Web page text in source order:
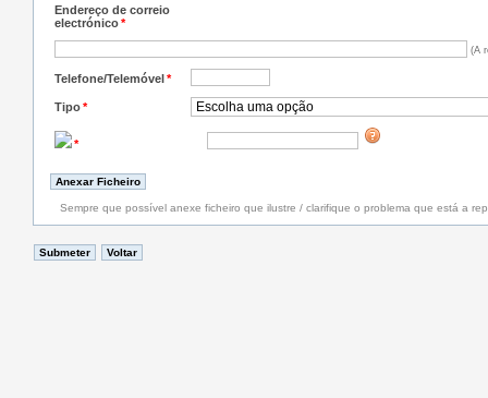
Endereço de correio
electrónico*
(A
Telefone/Telemóvel*
Tipo*
*
Sempre que possível anexe ficheiro que ilustre / clarifique o problema que está a